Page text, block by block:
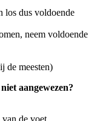
los dus voldoende
neem voldoende
de meesten)
aangewezen?
de voet